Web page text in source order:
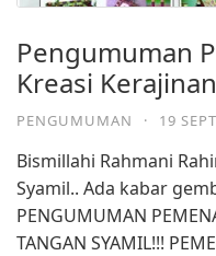
Pengumuman
Kreasi
PENGUMUMAN · 19
Bismillahi Rahmani
Syamil.. Ada kabar
PENGUMUMAN
TANGAN SYAMIL!!!